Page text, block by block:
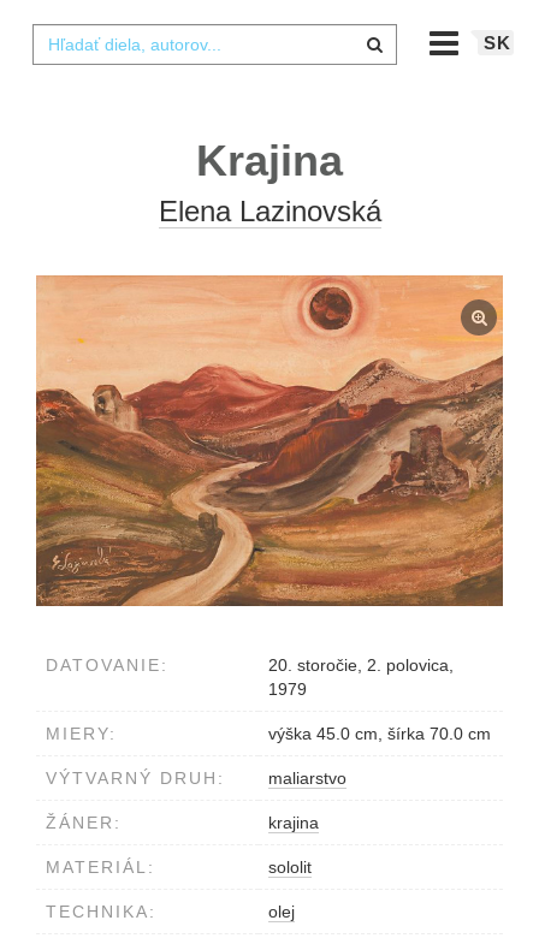
SK
Krajina
Elena Lazinovská
DATOVANIE:
20. storočie, 2. polovica,
1979
MIERY: výška 45.0 cm, šírka 70.0 cm
VÝTVARNÝ DRUH: maliarstvo
ŽÁNER: krajina
MATERIÁL: sololit
TECHNIKA: olej